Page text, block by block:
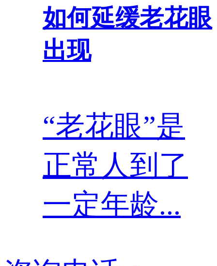
如何延缓老花眼
出现
“老花眼”是
正常人到了
一定年龄...